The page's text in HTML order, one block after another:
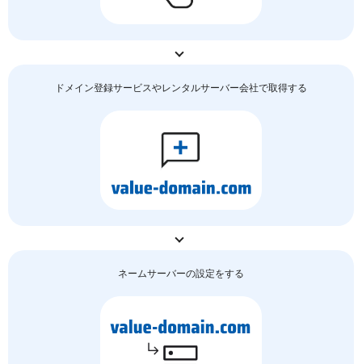
ドメイン登録サービスやレンタルサーバー会社で取得する
ネームサーバーの設定をする